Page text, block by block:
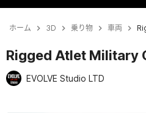
ホーム 3D 乗り物 車両
Rigged Atlet Military
EVOLVE Studio LTD